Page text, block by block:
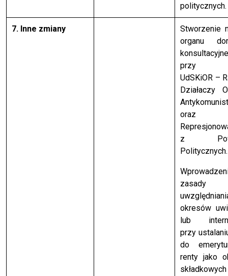
politycznych.
7. Inne zmiany
Stworzenie
organu
przy
UdSKiOR –
Działaczy
oraz
z
Politycznych.
zasady
okresów
lub
przy
do
renty jako